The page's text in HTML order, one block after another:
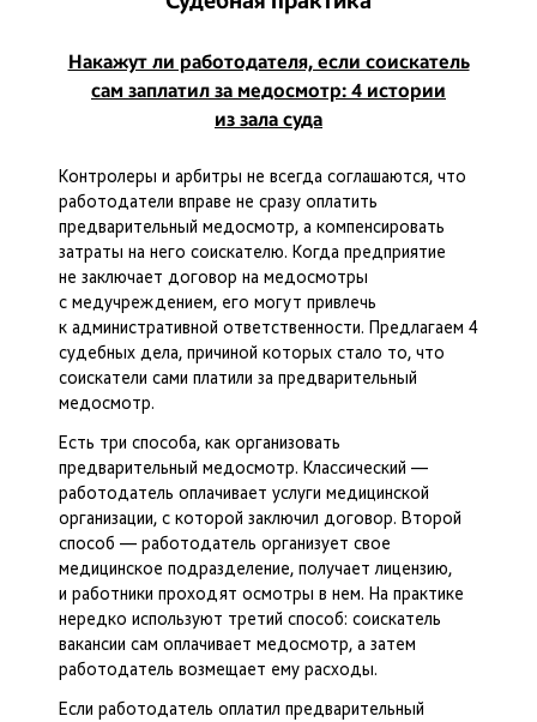
Накажут ли работодателя, если соискатель
сам заплатил за медосмотр: 4 истории
из зала суда
Контролеры и арбитры не всегда соглашаются, что
работодатели вправе не сразу оплатить
предварительный медосмотр, а компенсировать
затраты на него соискателю. Когда предприятие
не заключает договор на медосмотры
с медучреждением, его могут привлечь
к административной ответственности. Предлагаем 4
судебных дела, причиной которых стало то, что
соискатели сами платили за предварительный
медосмотр.
Есть три способа, как организовать
предварительный медосмотр. Классический —
работодатель оплачивает услуги медицинской
организации, с которой заключил договор. Второй
способ — работодатель организует свое
медицинское подразделение, получает лицензию,
и работники проходят осмотры в нем. На практике
нередко используют третий способ: соискатель
вакансии сам оплачивает медосмотр, а затем
работодатель возмещает ему расходы.
Если работодатель оплатил предварительный